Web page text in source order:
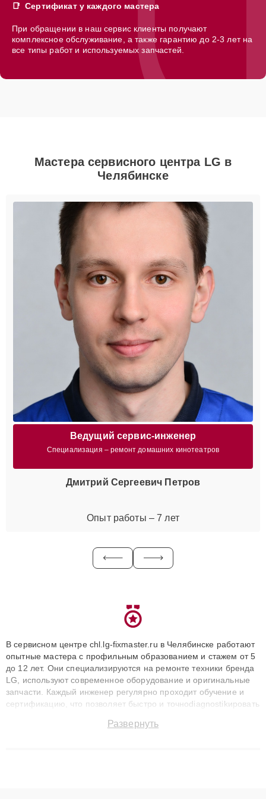
Сертификат у каждого мастера
При обращении в наш сервис клиенты получают
комплексное обслуживание, а также гарантию до 2-3 лет на
все типы работ и используемых запчастей.
Мастера сервисного центра LG в
Челябинске
Ведущий сервис-инженер
Специализация – ремонт домашних кинотеатров
Дмитрий Сергеевич Петров
Опыт работы – 7 лет
В сервисном центре chl.lg-fixmaster.ru в Челябинске работают
опытные мастера с профильным образованием и стажем от 5
до 12 лет. Они специализируются на ремонте техники бренда
LG, используют современное оборудование и оригинальные
запчасти. Каждый инженер регулярно проходит обучение и
сертификацию, что позволяет быстро и точноdiagnostikировать
до 3 лет. Наши мастера решают сложные случаи: от замены
Развернуть